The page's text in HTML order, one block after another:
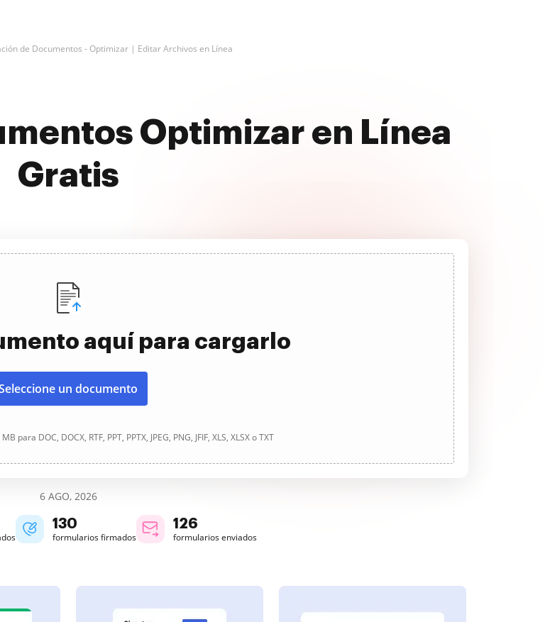
de Documentos - Optimizar | Editar Archivos en Línea
Optimizar en Línea
Gratis
aquí para cargarlo
un documento
para DOC, DOCX, RTF, PPT, PPTX, JPEG, PNG, JFIF, XLS, XLSX o TXT
6 AGO, 2026
130
formularios firmados
126
formularios enviados